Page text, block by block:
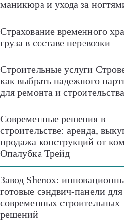
маникюра и ухода за
Страхование временного
груза в составе перевозки
Строительные услуги
как выбрать надежного
для ремонта и строительства
Современные решения в
строительстве: аренда,
продажа конструкций от
Опалубка Трейд
Завод Shenox:
готовые сэндвич-панели для
современных строительных
решений